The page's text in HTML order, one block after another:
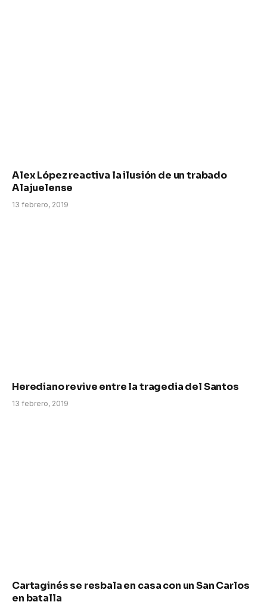
Alex López reactiva la ilusión de un trabado
Alajuelense
13 febrero, 2019
Herediano revive entre la tragedia del Santos
13 febrero, 2019
Cartaginés se resbala en casa con un San Carlos
en batalla